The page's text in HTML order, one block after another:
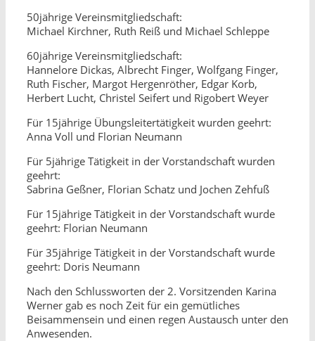
50jährige Vereinsmitgliedschaft:
Michael Kirchner, Ruth Reiß und Michael Schleppe
60jährige Vereinsmitgliedschaft:
Hannelore Dickas, Albrecht Finger, Wolfgang Finger,
Ruth Fischer, Margot Hergenröther, Edgar Korb,
Herbert Lucht, Christel Seifert und Rigobert Weyer
Für 15jährige Übungsleitertätigkeit wurden geehrt:
Anna Voll und Florian Neumann
Für 5jährige Tätigkeit in der Vorstandschaft wurden
geehrt:
Sabrina Geßner, Florian Schatz und Jochen Zehfuß
Für 15jährige Tätigkeit in der Vorstandschaft wurde
geehrt: Florian Neumann
Für 35jährige Tätigkeit in der Vorstandschaft wurde
geehrt: Doris Neumann
Nach den Schlussworten der 2. Vorsitzenden Karina
Werner gab es noch Zeit für ein gemütliches
Beisammensein und einen regen Austausch unter den
Anwesenden.